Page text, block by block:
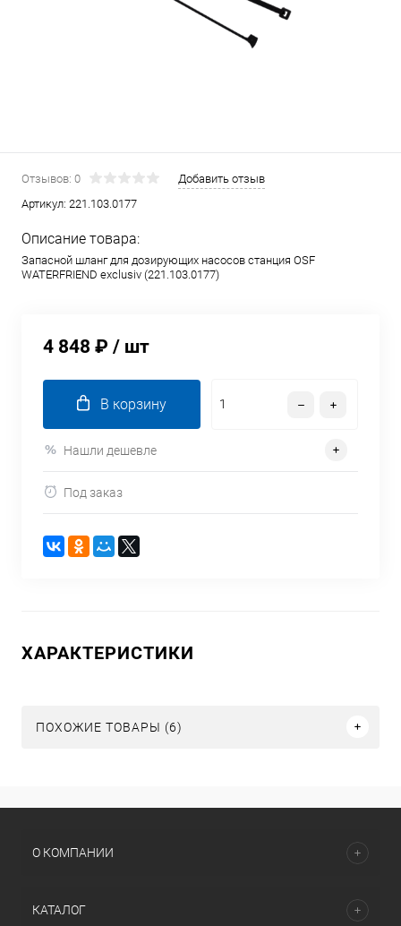
Отзывов: 0
Добавить отзыв
Артикул: 221.103.0177
Описание товара:
Запасной шланг для дозирующих насосов станция OSF
WATERFRIEND exclusiv (221.103.0177)
4 848 ₽ / шт
В корзину
Нашли дешевле
Под заказ
ХАРАКТЕРИСТИКИ
ПОХОЖИЕ ТОВАРЫ (6)
О КОМПАНИИ
КАТАЛОГ